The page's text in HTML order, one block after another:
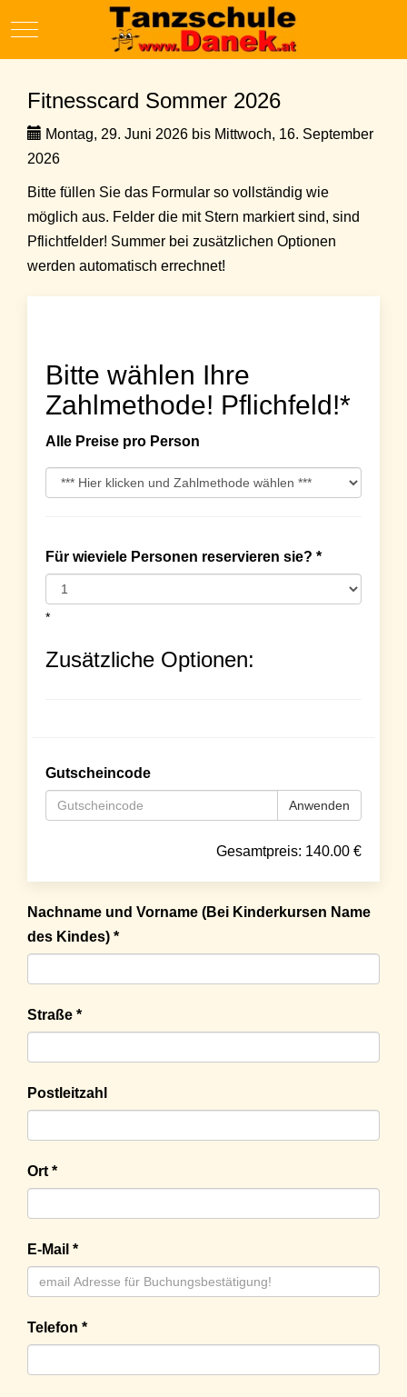
Mobile Menu Toggle
Fitnesscard Sommer 2026
Montag, 29. Juni 2026 bis Mittwoch, 16. September
2026
Bitte füllen Sie das Formular so vollständig wie
möglich aus. Felder die mit Stern markiert sind, sind
Pflichtfelder! Summer bei zusätzlichen Optionen
werden automatisch errechnet!
Bitte wählen Ihre
Zahlmethode! Pflichfeld!*
Alle Preise pro Person
Für wieviele Personen reservieren sie? *
*
Zusätzliche Optionen:
Gutscheincode
Anwenden
Gesamtpreis: 140.00 €
Nachname und Vorname (Bei Kinderkursen Name
des Kindes) *
Straße *
Postleitzahl
Ort *
E-Mail *
Telefon *